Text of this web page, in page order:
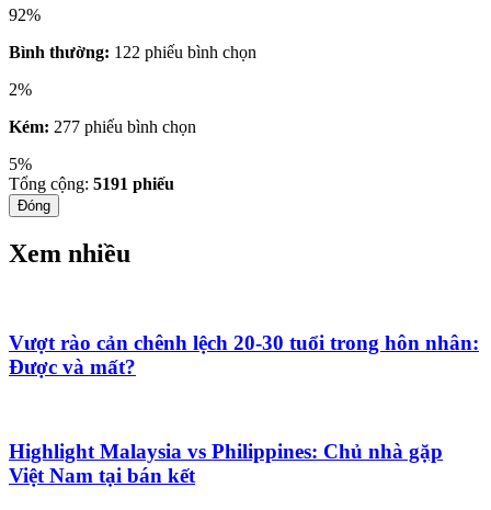
92%
Bình thường: 122 phiếu bình chọn
2%
Kém: 277 phiếu bình chọn
5%
Tổng cộng: 5191 phiếu
Đóng
Xem nhiều
Vượt rào cản chênh lệch 20-30 tuổi trong hôn nhân:
Được và mất?
Highlight Malaysia vs Philippines: Chủ nhà gặp
Việt Nam tại bán kết